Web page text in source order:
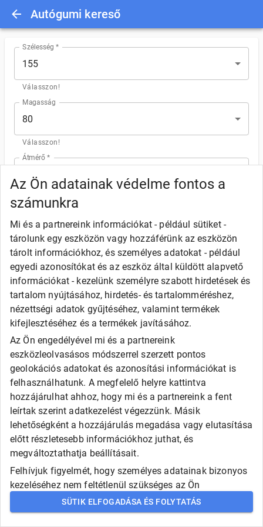
Autógumi kereső
Szélesség *
155
Válasszon!
Magasság
80
Válasszon!
Átmérő *
13
Válasszon!
Szezon
Nyári
Téli 4 évszakos
Válasszon!
Gyártó
Válasszon!
AUTÓGUMI KERESÉSE
Az Ön adatainak védelme fontos a
számunkra
Mi és a partnereink információkat - például sütiket -
tárolunk egy eszközön vagy hozzáférünk az eszközön
tárolt információkhoz, és személyes adatokat - például
egyedi azonosítókat és az eszköz által küldött alapvető
információkat - kezelünk személyre szabott hirdetések és
tartalom nyújtásához, hirdetés- és tartalomméréshez,
nézettségi adatok gyűjtéséhez, valamint termékek
kifejlesztéséhez és a termékek javításához.
Az Ön engedélyével mi és a partnereink
eszközleolvasásos módszerrel szerzett pontos
geolokációs adatokat és azonosítási információkat is
felhasználhatunk. A megfelelő helyre kattintva
hozzájárulhat ahhoz, hogy mi és a partnereink a fent
leírtak szerint adatkezelést végezzünk. Másik
lehetőségként a hozzájárulás megadása vagy elutasítása
előtt részletesebb információkhoz juthat, és
megváltoztathatja beállításait.
Felhívjuk figyelmét, hogy személyes adatainak bizonyos
kezeléséhez nem feltétlenül szükséges az Ön
hozzájárulása, de jogában áll tiltakozni az ilyen jellegű
adatkezelés ellen. A beállításai csak erre a weboldalra
SÜTIK ELFOGADÁSA ÉS FOLYTATÁS